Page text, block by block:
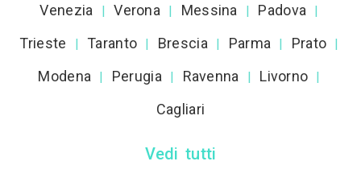
Venezia | Verona | Messina | Padova |
Trieste | Taranto | Brescia | Parma | Prato |
Modena | Perugia | Ravenna | Livorno |
Cagliari
Vedi tutti